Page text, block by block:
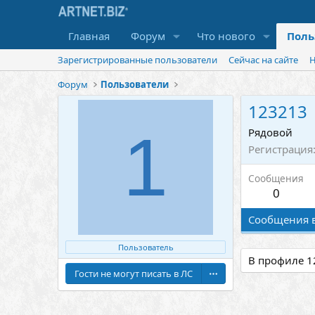
Главная Форум Что нового
Зарегистрированные пользователи Сейчас на сайте
Форум
Пользователи
1
Пользователь
Гости не могут писать в ЛС
123213
Рядовой
Регистрация
Сообщения
0
Сообщения
В профиле